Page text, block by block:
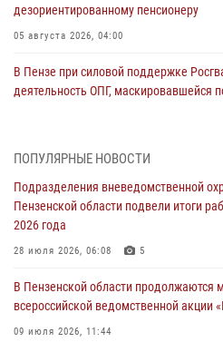
дезориентированному пенсионеру
05 августа 2026, 04:00
В Пензе при силовой поддержке
деятельность ОПГ, маскировавшейся
работы за первое полугодие 2026 года
Росгвардия обеспечила безопасность
В Пензе сотрудники Росгвардии
ПОПУЛЯРНЫЕ НОВОСТИ
Подразделения вневедомственной
Пензенской области подвели итоги
2026 года
28 июля 2026, 06:08 5
В Пензенской области продолжаются
всероссийской ведомственной акции
09 июля 2026, 11:44